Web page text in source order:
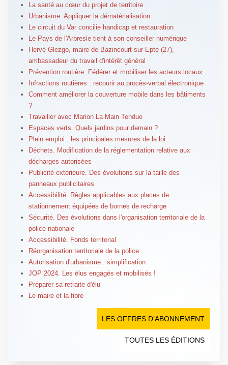
La santé au cœur du projet de territoire
Urbanisme. Appliquer la dématérialisation
Le circuit du Var concilie handicap et restauration
Le Pays de l'Arbresle tient à son conseiller numérique
Hervé Glezgo, maire de Bazincourt-sur-Epte (27),
ambassadeur du travail d'intérêt général
Prévention routière. Fédérer et mobiliser les acteurs locaux
Infractions routières : recourir au procès-verbal électronique
Comment améliorer la couverture mobile dans les bâtiments
?
Travailler avec Marion La Main Tendue
Espaces verts. Quels jardins pour demain ?
Plein emploi : les principales mesures de la loi
Déchets. Modification de la réglementation relative aux
décharges autorisées
Publicité extérieure. Des évolutions sur la taille des
panneaux publicitaires
Accessibilité. Règles applicables aux places de
stationnement équipées de bornes de recharge
Sécurité. Des évolutions dans l'organisation territoriale de la
police nationale
Accessibilité. Fonds territorial
Réorganisation territoriale de la police
Autorisation d'urbanisme : simplification
JOP 2024. Les élus engagés et mobilisés !
Préparer sa retraite d'élu
Le maire et la fibre
LES OFFRES D’ABONNEMENT
TOUTES LES ÉDITIONS